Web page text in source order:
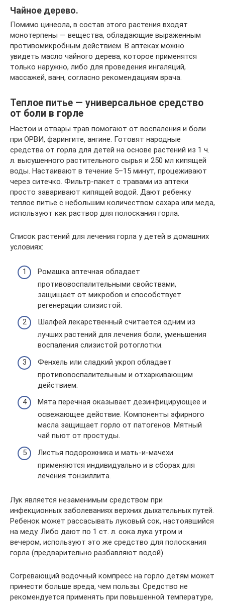
Чайное дерево.
Помимо цинеола, в состав этого растения входят
монотерпены — вещества, обладающие выраженным
противомикробным действием. В аптеках можно
увидеть масло чайного дерева, которое применятся
только наружно, либо для проведения ингаляций,
массажей, ванн, согласно рекомендациям врача.
Теплое питье — универсальное средство
от боли в горле
Настои и отвары трав помогают от воспаления и боли
при ОРВИ, фарингите, ангине. Готовят народные
средства от горла для детей на основе растений из 1 ч.
л. высушенного растительного сырья и 250 мл кипящей
воды. Настаивают в течение 5–15 минут, процеживают
через ситечко. Фильтр-пакет с травами из аптеки
просто заваривают кипящей водой. Дают ребенку
теплое питье с небольшим количеством сахара или меда,
используют как раствор для полоскания горла.
Список растений для лечения горла у детей в домашних
условиях:
Ромашка аптечная обладает
противовоспалительными свойствами,
защищает от микробов и способствует
регенерации слизистой.
Шалфей лекарственный считается одним из
лучших растений для лечения боли, уменьшения
воспаления слизистой ротоглотки.
Фенхель или сладкий укроп обладает
противовоспалительным и отхаркивающим
действием.
Мята перечная оказывает дезинфицирующее и
освежающее действие. Компоненты эфирного
масла защищает горло от патогенов. Мятный
чай пьют от простуды.
Листья подорожника и мать-и-мачехи
применяются индивидуально и в сборах для
лечения тонзиллита.
Лук является незаменимым средством при
инфекционных заболеваниях верхних дыхательных путей.
Ребенок может рассасывать луковый сок, настоявшийся
на меду. Либо дают по 1 ст. л. сока лука утром и
вечером, используют это же средство для полоскания
горла (предварительно разбавляют водой).
Согревающий водочный компресс на горло детям может
принести больше вреда, чем пользы. Средство не
рекомендуется применять при повышенной температуре,